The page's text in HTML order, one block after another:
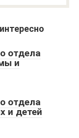
отдела
и
отдела
и детей